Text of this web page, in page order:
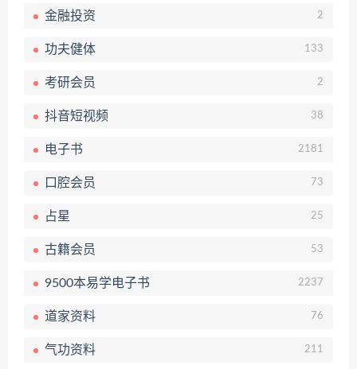
金融投资 2
功夫健体 133
考研会员 2
抖音短视频 38
电子书 2181
口腔会员 73
占星 25
古籍会员 53
9500本易学电子书 2237
道家资料 76
气功资料 211